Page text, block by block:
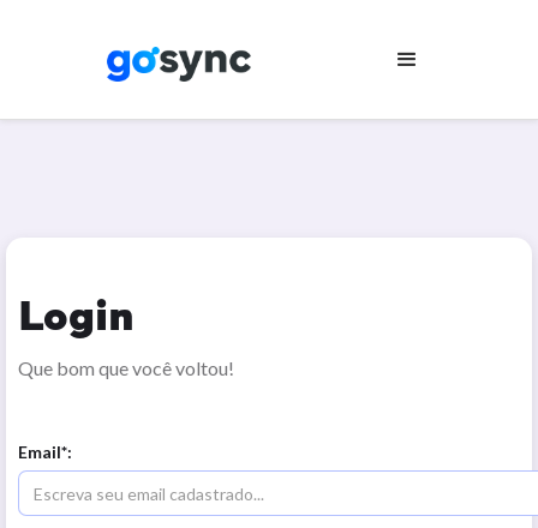
Login
Que bom que você voltou!
Email*: